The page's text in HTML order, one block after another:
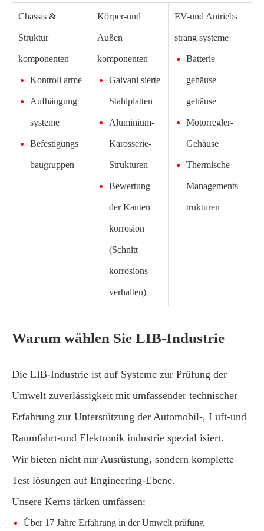
Chassis &
Struktur
komponenten
Kontroll arme
Aufhängung
systeme
Befestigungs
baugruppen
Körper-und
Außen
komponenten
Galvani sierte
Stahlplatten
Aluminium-
Karosserie-
Strukturen
Bewertung
der Kanten
korrosion
(Schnitt
korrosions
verhalten)
EV-und Antriebs
strang systeme
Batterie
gehäuse
gehäuse
Motorregler-
Gehäuse
Thermische
Managements
trukturen
Warum wählen Sie LIB-Industrie
Die LIB-Industrie ist auf Systeme zur Prüfung der
Umwelt zuverlässigkeit mit umfassender technischer
Erfahrung zur Unterstützung der Automobil-, Luft-und
Raumfahrt-und Elektronik industrie spezial isiert.
Wir bieten nicht nur Ausrüstung, sondern komplette
Test lösungen auf Engineering-Ebene.
Unsere Kerns tärken umfassen:
Über 17 Jahre Erfahrung in der Umwelt prüfung